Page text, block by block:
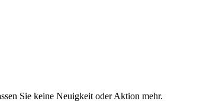
Sie keine Neuigkeit oder Aktion mehr.